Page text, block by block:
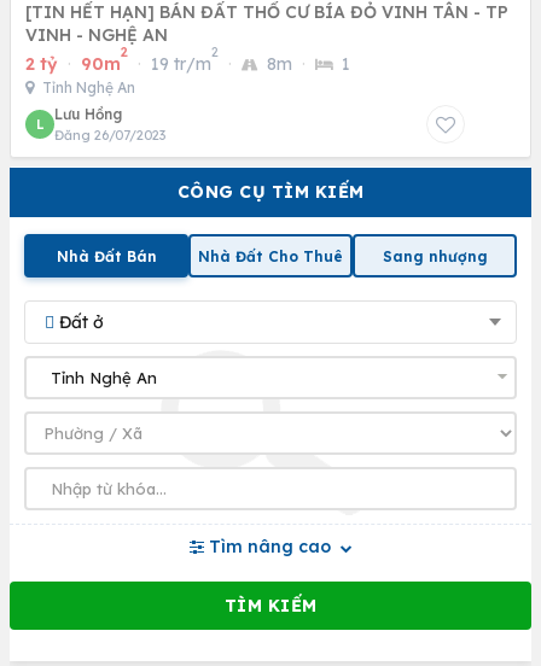
CÔNG CỤ TÌM KIẾM
Nhà Đất Bán Nhà Đất Cho Thuê Sang nhượng
Đất ở
Tìm nâng cao
[TIN HẾT HẠN] BÁN ĐẤT THỔ CƯ BÍA ĐỎ VINH TÂN - TP
VINH - NGHỆ AN
2 tỷ · 90m
2
· 19 tr/m
2
· 8m · 1
Tỉnh Nghệ An
L
Lưu Hồng
Đăng 26/07/2023